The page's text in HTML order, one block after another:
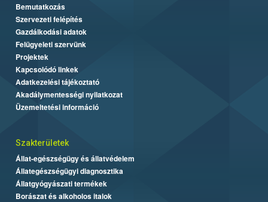
Bemutatkozás
Szervezeti felépítés
Gazdálkodási adatok
Felügyeleti szervünk
Projektek
Kapcsolódó linkek
Adatkezelési tájékoztató
Akadálymentességi nyilatkozat
Üzemeltetési információ
Szakterületek
Állat-egészségügy és állatvédelem
Állategészségügyi diagnosztika
Állatgyógyászati termékek
Borászat és alkoholos italok